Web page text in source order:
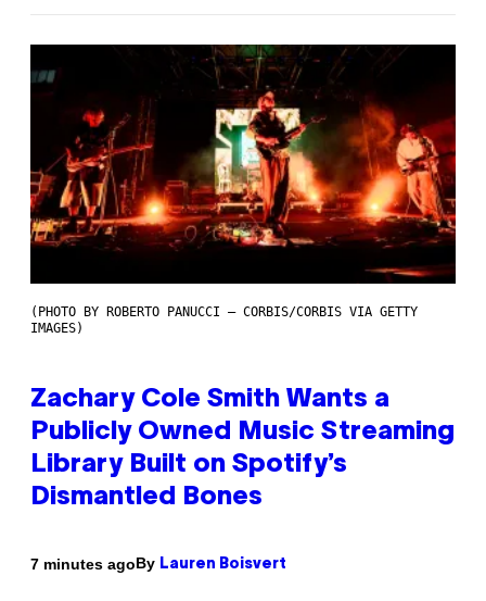
(PHOTO BY ROBERTO PANUCCI – CORBIS/CORBIS VIA GETTY
IMAGES)
Zachary Cole Smith Wants a
Publicly Owned Music Streaming
Library Built on Spotify’s
Dismantled Bones
7 minutes agoBy Lauren Boisvert